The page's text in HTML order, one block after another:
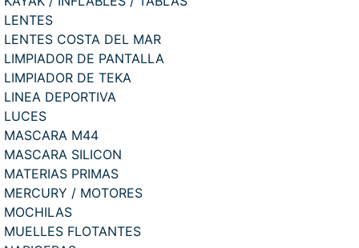
LENTES
LENTES COSTA DEL MAR
LIMPIADOR DE PANTALLA
LIMPIADOR DE TEKA
LINEA DEPORTIVA
LUCES
MASCARA M44
MASCARA SILICON
MATERIAS PRIMAS
MERCURY / MOTORES
MOCHILAS
MUELLES FLOTANTES